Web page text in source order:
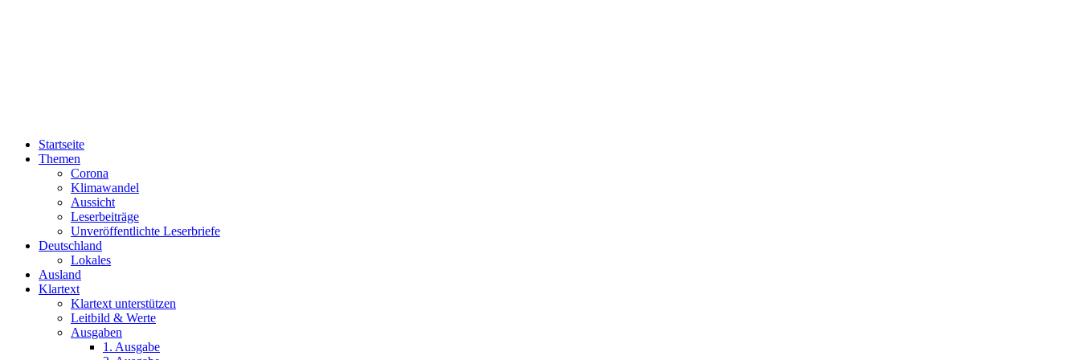
Startseite
Themen
Corona
Klimawandel
Aussicht
Leserbeiträge
Unveröffentlichte Leserbriefe
Deutschland
Lokales
Ausland
Klartext
Klartext unterstützen
Leitbild & Werte
Ausgaben
1. Ausgabe